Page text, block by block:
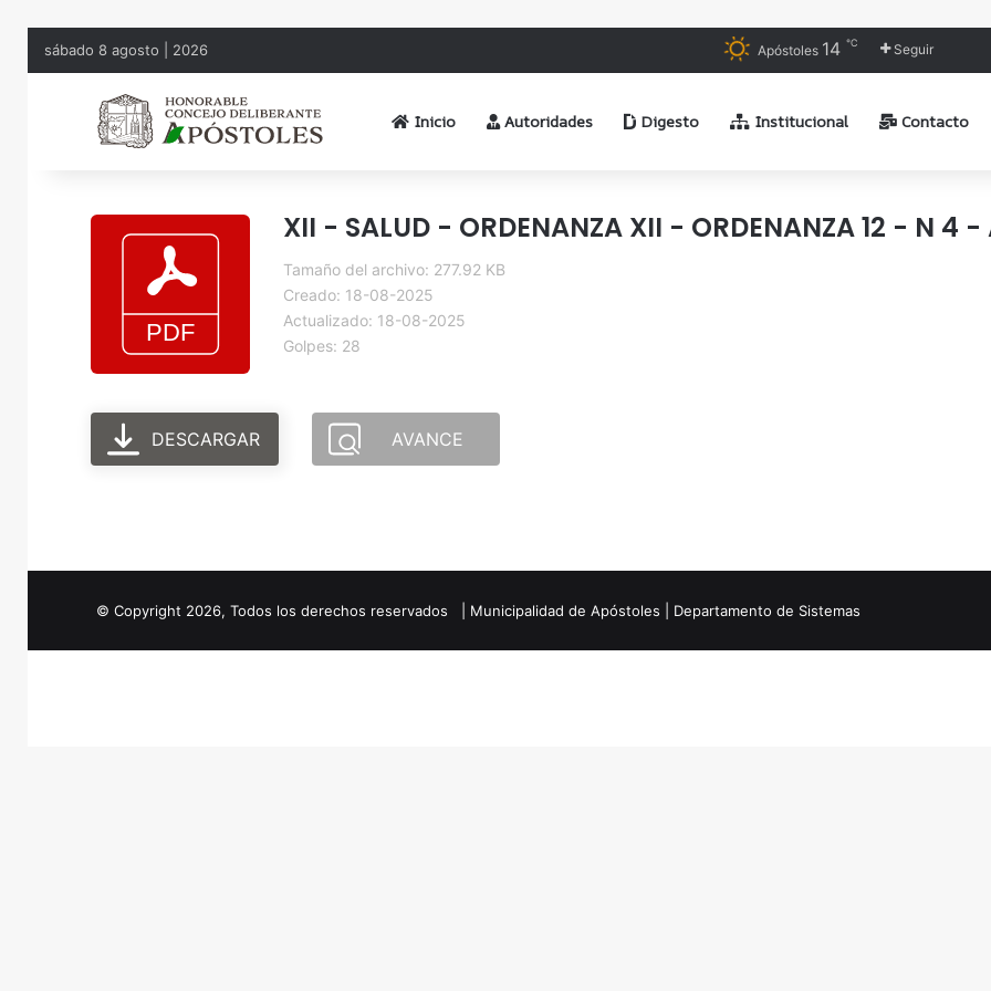
sábado 8 agosto | 2026 Apóstoles 14 ℃ Seguir
Inicio Autoridades Digesto Institucional Contacto
XII - SALUD - ORDENANZA XII - ORDENANZA 12 - N 4 -
Tamaño del archivo: 277.92 KB
Creado: 18-08-2025
Actualizado: 18-08-2025
Golpes: 28
DESCARGAR AVANCE
© Copyright 2026, Todos los derechos reservados | Municipalidad de Apóstoles | Departamento de Sistemas